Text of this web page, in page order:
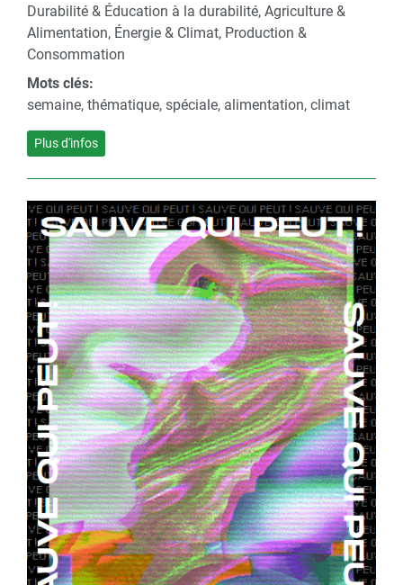
Durabilité & Éducation à la durabilité, Agriculture &
Alimentation, Énergie & Climat, Production &
Consommation
Mots clés:
semaine, thématique, spéciale, alimentation, climat
Plus d'infos